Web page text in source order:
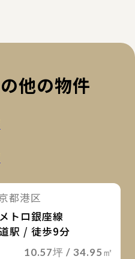
他の物件
見る
都港区
トロ銀座線
駅 / 徒歩9分
10.57坪 / 34.95㎡